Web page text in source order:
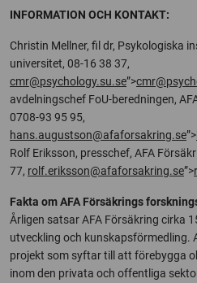
INFORMATION OCH KONTAKT:
Christin Mellner, fil dr, Psykologiska
universitet, 08-16 38 37,
cmr@psychology.su.se”>
avdelningschef FoU-beredningen,
0708-93 95 95,
hans.augustson@afaforsakring.se”>
Rolf Eriksson, presschef, AFA
77, rolf.eriksson@afaforsakring.se”>
Fakta om AFA Försäkrings
Årligen satsar AFA Försäkring cirka
utveckling och kunskapsförmedling.
projekt som syftar till att förebygga
inom den privata och offentliga